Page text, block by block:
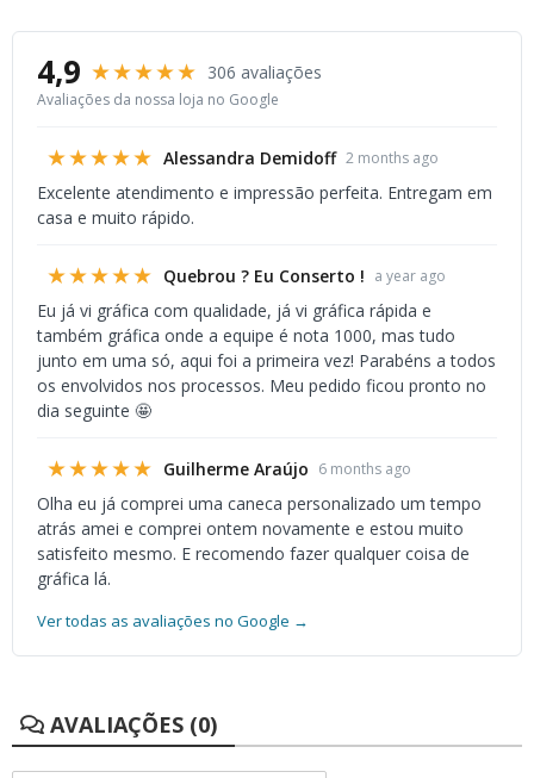
4,9 ★★★★★ 306 avaliações
Avaliações da nossa loja no Google
★★★★★ Alessandra Demidoff 2 months ago
Excelente atendimento e impressão perfeita. Entregam em
casa e muito rápido.
★★★★★ Quebrou ? Eu Conserto ! a year ago
Eu já vi gráfica com qualidade, já vi gráfica rápida e
também gráfica onde a equipe é nota 1000, mas tudo
junto em uma só, aqui foi a primeira vez! Parabéns a todos
os envolvidos nos processos. Meu pedido ficou pronto no
dia seguinte 🤩
★★★★★ Guilherme Araújo 6 months ago
Olha eu já comprei uma caneca personalizado um tempo
atrás amei e comprei ontem novamente e estou muito
satisfeito mesmo. E recomendo fazer qualquer coisa de
gráfica lá.
Ver todas as avaliações no Google →
AVALIAÇÕES (0)